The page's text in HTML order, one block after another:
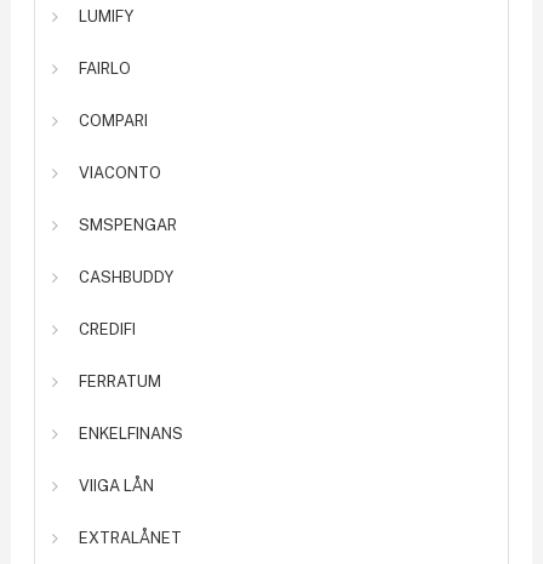
LUMIFY
FAIRLO
COMPARI
VIACONTO
SMSPENGAR
CASHBUDDY
CREDIFI
FERRATUM
ENKELFINANS
VIIGA LÅN
EXTRALÅNET